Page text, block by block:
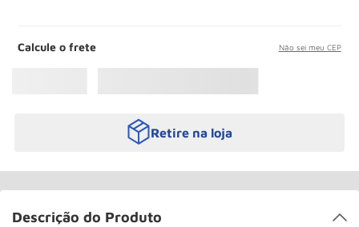
Calcule o frete Não sei meu CEP
Retire na loja
Descrição do Produto